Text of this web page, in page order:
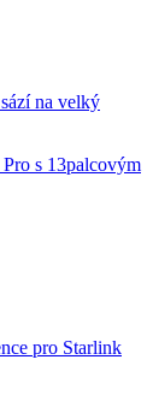
na velký
s 13palcovým
pro Starlink